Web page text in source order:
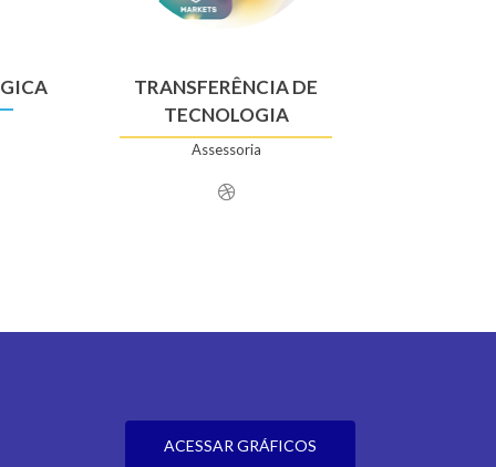
TRANSFERÊNCIA DE
TECNOLOGIA
Assessoria
ACESSAR GRÁFICOS